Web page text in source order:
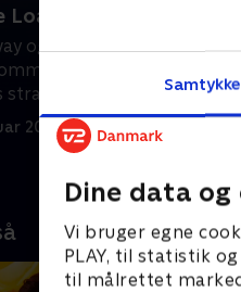
Samtykke
Dine data og
Vi bruger egne
PLAY, til statistik
til målrettet
Loaf
og Buhdeuce sniger sig ind
kun for piger.
stranddag går galt.
2023 • 21 min